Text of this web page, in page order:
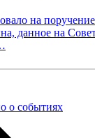
на
данное на